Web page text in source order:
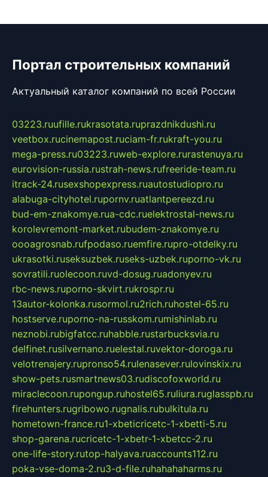
Портал строительных компаний
Актуальный каталог компаний по всей России
03223.ruufille.rukrasotata.ruprazdnikdushi.ru
veetbox.rucinemapost.ruciam-fr.rukraft-you.ru
mega-press.ru03223.ruweb-explore.rurastenuya.ru
eurovision-russia.rustrah-news.rufreeride-team.ru
itrack-24.rusexshopexpress.ruautostudiopro.ru
alabuga-cityhotel.rupornv.ruatlantpereezd.ru
bud-em-znakomye.rua-cdc.ruelektrostal-news.ru
korolevremont-market.rubudem-znakomye.ru
oooagrosnab.rufpodaso.ruemfire.rupro-otdelky.ru
ukrasotki.ruseksuzbek.ruseks-uzbek.ruporno-vk.ru
sovratili.ruolecoon.ruvd-dosug.ruadonyev.ru
rbc-news.ruporno-skvirt.rukrospr.ru
13autor-kolonka.rusormol.ru2rich.ruhostel-65.ru
hostserve.ruporno-na-russkom.rumishinlab.ru
neznobi.rubigfatcc.ruhabble.rustarbucksvia.ru
delfinet.rusilvernano.ruelestal.ruvektor-doroga.ru
velotrenajery.rupronso54.rulenasever.rulovinskix.ru
show-pets.rusmartnews03.rudiscofoxworld.ru
miraclecoon.rupongup.ruhostel65.ruliura.ruglasspb.ru
firehunters.rugribowo.rugnalis.rubulkitula.ru
hometown-france.ru1-xbeticricetc-1-xbetti-5.ru
shop-garena.rucricetc-1-xbetr-1-xbetcc-2.ru
one-life-story.rutop-halyava.ruaccounts112.ru
poka-vse-doma-2.ru3-d-file.ruhahahaharms.ru